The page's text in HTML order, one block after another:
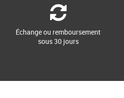
Échange ou remboursement
sous 30 jours